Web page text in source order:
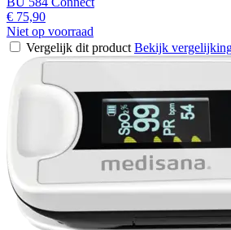
€ 75,90
Niet op voorraad
Vergelijk dit product Bekijk